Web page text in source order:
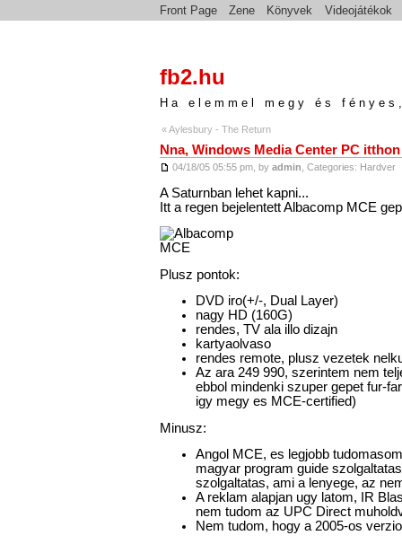
Front Page Zene Könyvek Videojátékok
fb2.hu
Ha elemmel megy és
« Aylesbury - The Return
Nna, Windows Media Center PC itthon
04/18/05 05:55 pm, by admin , Categories: Hardver
A Saturnban lehet kapni...
Itt a regen bejelentett Albacomp MCE
Plusz pontok:
DVD iro(+/-, Dual Layer)
nagy HD (160G)
rendes, TV ala illo dizajn
kartyaolvaso
rendes remote, plusz vezetek
Az ara 249 990, szerintem nem
ebbol mindenki szuper gepet fur-
igy megy es MCE-certified)
Minusz:
Angol MCE, es legjobb
magyar program guide
szolgaltatas, ami a lenyege, az
A reklam alapjan ugy latom, IR
nem tudom az UPC Direct
Nem tudom, hogy a 2005-os